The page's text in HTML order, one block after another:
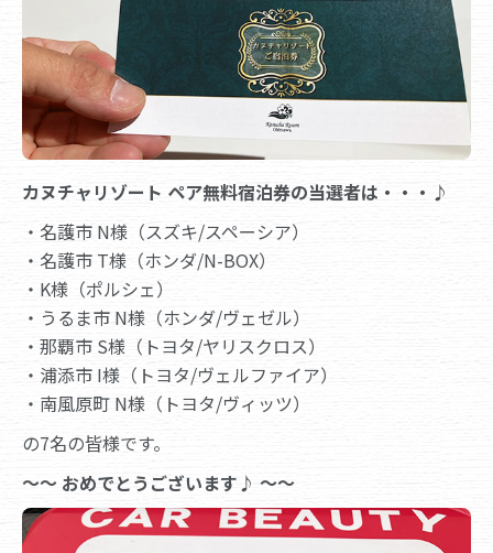
カヌチャリゾート ペア無料宿泊券の当選者は・・・♪
・名護市 N様（スズキ/スペーシア）
・名護市 T様（ホンダ/N-BOX）
・K様（ポルシェ）
・うるま市 N様（ホンダ/ヴェゼル）
・那覇市 S様（トヨタ/ヤリスクロス）
・浦添市 I様（トヨタ/ヴェルファイア）
・南風原町 N様（トヨタ/ヴィッツ）
の7名の皆様です。
～～ おめでとうございます♪ ～～